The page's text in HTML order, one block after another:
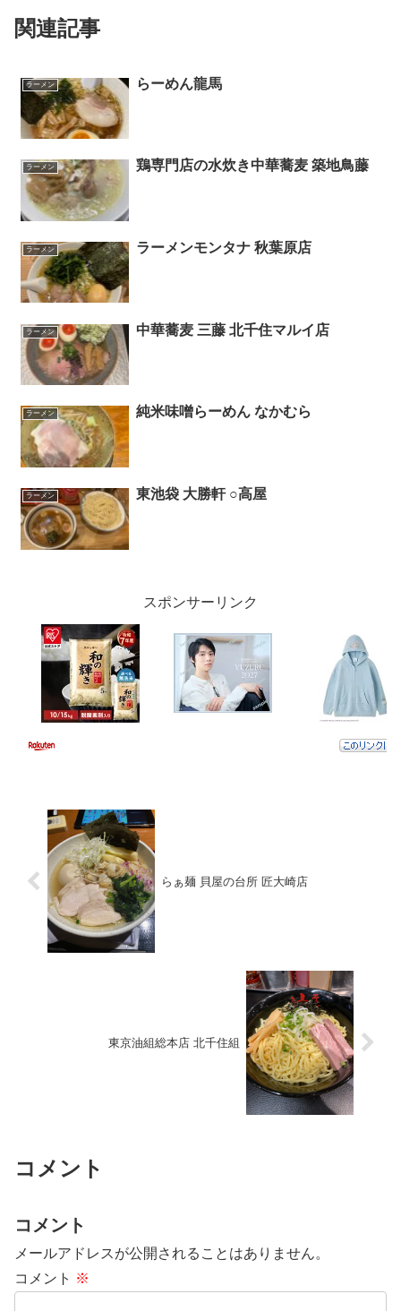
関連記事
ラーメン らーめん龍馬
ラーメン 鶏専門店の水炊き中華蕎麦 築地鳥藤
ラーメン ラーメンモンタナ 秋葉原店
ラーメン 中華蕎麦 三藤 北千住マルイ店
ラーメン 純米味噌らーめん なかむら
ラーメン 東池袋 大勝軒 ○高屋
スポンサーリンク
らぁ麺 貝屋の台所 匠大崎店
東京油組総本店 北千住組
コメント
コメント
メールアドレスが公開されることはありません。
コメント ※